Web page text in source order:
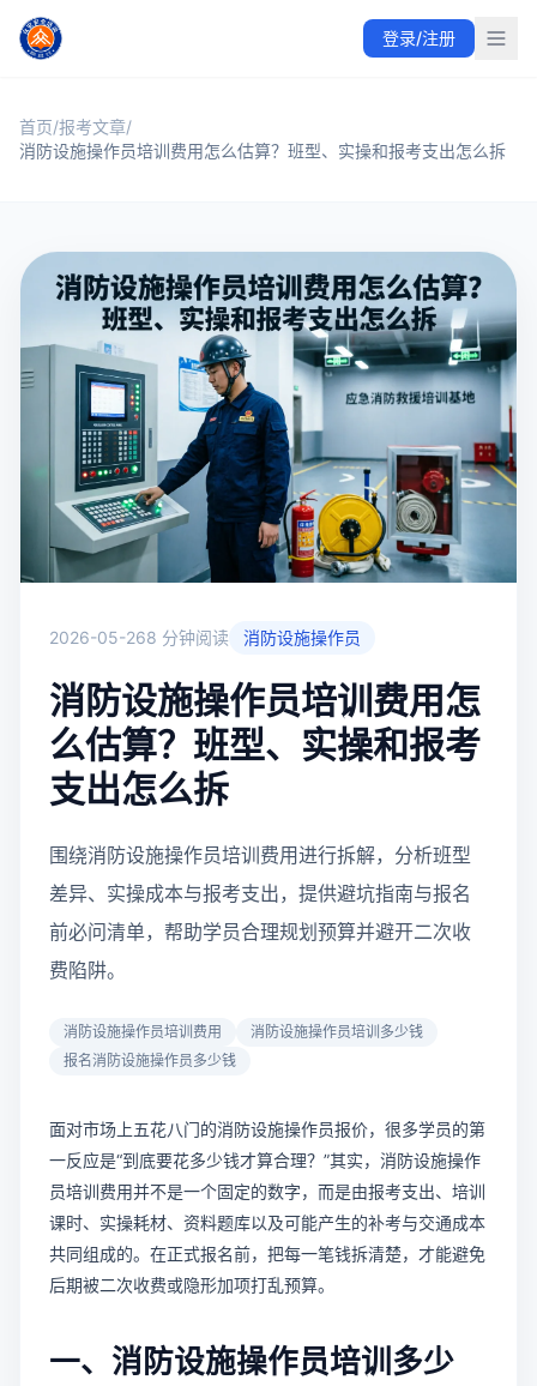
众安职业技能培训中心提供消防设施操作员与应急消防救援员
众安职业技能培训中心围绕消防设施操作员、应急消防救援员
相关参考：中华人民共和国应急管理部
登录/注册
首页/报考文章/
消防设施操作员培训费用怎么估算？班型、实操和报考支出怎么拆
2026-05-268 分钟阅读 消防设施操作员
消防设施操作员培训费用怎
么估算？班型、实操和报考
支出怎么拆
围绕消防设施操作员培训费用进行拆解，分析班型
差异、实操成本与报考支出，提供避坑指南与报名
前必问清单，帮助学员合理规划预算并避开二次收
费陷阱。
消防设施操作员培训费用
消防设施操作员培训多少钱
报名消防设施操作员多少钱
面对市场上五花八门的消防设施操作员报价，很多学员的第
一反应是“到底要花多少钱才算合理？”其实，消防设施操作
员培训费用并不是一个固定的数字，而是由报考支出、培训
课时、实操耗材、资料题库以及可能产生的补考与交通成本
共同组成的。在正式报名前，把每一笔钱拆清楚，才能避免
后期被二次收费或隐形加项打乱预算。
一、消防设施操作员培训多少